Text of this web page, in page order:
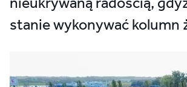
stanie wykonywać kolumn